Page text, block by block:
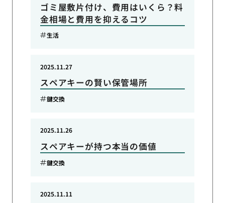
ゴミ屋敷片付け、費用はいくら？料
金相場と費用を抑えるコツ
生活
スペアキーの賢い保管場所
2025.11.27
鍵交換
スペアキーが持つ本当の価値
2025.11.26
鍵交換
2025.11.11